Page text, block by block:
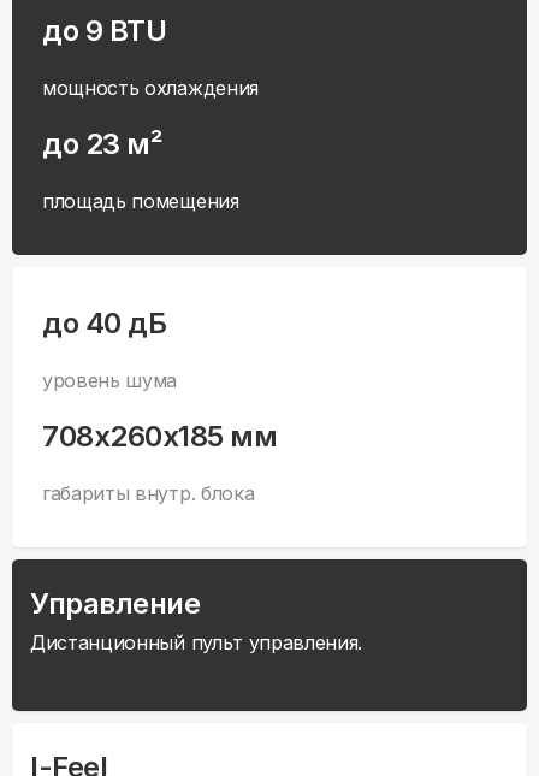
до 9 BTU
мощность охлаждения
до 23 м²
площадь помещения
до 40 дБ
уровень шума
708x260x185 мм
габариты внутр. блока
Управление
Дистанционный пульт управления.
I-Feel